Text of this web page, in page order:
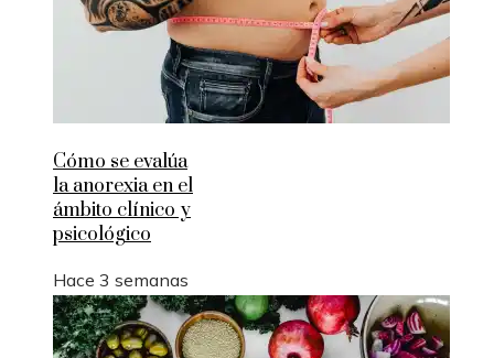
Cómo se evalúa
la anorexia en el
ámbito clínico y
psicológico
Hace 3 semanas